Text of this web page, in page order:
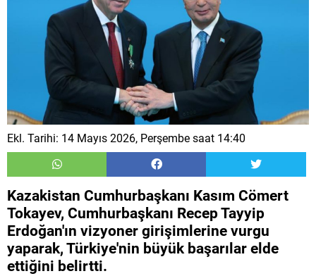
Ekl. Tarihi: 14 Mayıs 2026, Perşembe saat 14:40
Kazakistan Cumhurbaşkanı Kasım Cömert
Tokayev, Cumhurbaşkanı Recep Tayyip
Erdoğan'ın vizyoner girişimlerine vurgu
yaparak, Türkiye'nin büyük başarılar elde
ettiğini belirtti.